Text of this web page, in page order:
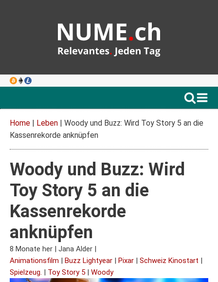
Home | Leben | Woody und Buzz: Wird Toy Story 5 an die
Kassenrekorde anknüpfen
Woody und Buzz: Wird
Toy Story 5 an die
Kassenrekorde
anknüpfen
8 Monate her | Jana Alder |
Animationsfilm | Buzz Lightyear | Pixar | Schweiz Kinostart |
Spielzeug. | Toy Story 5 | Woody